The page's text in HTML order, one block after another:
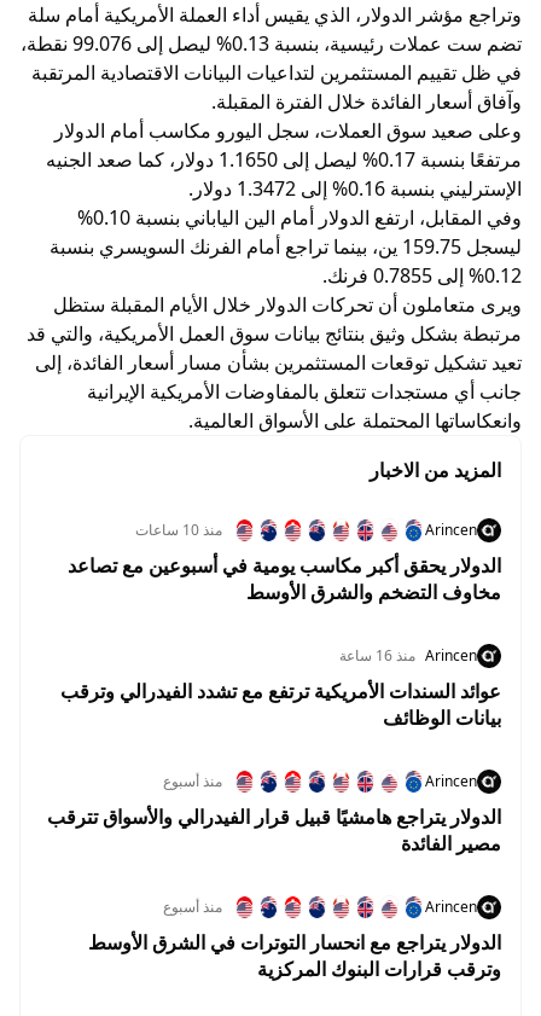
وتراجع مؤشر الدولار، الذي يقيس أداء العملة الأمريكية أمام سلة
تضم ست عملات رئيسية، بنسبة 0.13% ليصل إلى 99.076 نقطة،
في ظل تقييم المستثمرين لتداعيات البيانات الاقتصادية المرتقبة
وآفاق أسعار الفائدة خلال الفترة المقبلة.
وعلى صعيد سوق العملات، سجل اليورو مكاسب أمام الدولار
مرتفعًا بنسبة 0.17% ليصل إلى 1.1650 دولار، كما صعد الجنيه
الإسترليني بنسبة 0.16% إلى 1.3472 دولار.
وفي المقابل، ارتفع الدولار أمام الين الياباني بنسبة 0.10%
ليسجل 159.75 ين، بينما تراجع أمام الفرنك السويسري بنسبة
0.12% إلى 0.7855 فرنك.
ويرى متعاملون أن تحركات الدولار خلال الأيام المقبلة ستظل
مرتبطة بشكل وثيق بنتائج بيانات سوق العمل الأمريكية، والتي قد
تعيد تشكيل توقعات المستثمرين بشأن مسار أسعار الفائدة، إلى
جانب أي مستجدات تتعلق بالمفاوضات الأمريكية الإيرانية
وانعكاساتها المحتملة على الأسواق العالمية.
المزيد من الاخبار
Arincen منذ 10 ساعات
الدولار يحقق أكبر مكاسب يومية في أسبوعين مع تصاعد
مخاوف التضخم والشرق الأوسط
Arincen منذ 16 ساعة
عوائد السندات الأمريكية ترتفع مع تشدد الفيدرالي وترقب
بيانات الوظائف
Arincen منذ أسبوع
الدولار يتراجع هامشيًا قبيل قرار الفيدرالي والأسواق تترقب
مصير الفائدة
Arincen منذ أسبوع
الدولار يتراجع مع انحسار التوترات في الشرق الأوسط
وترقب قرارات البنوك المركزية